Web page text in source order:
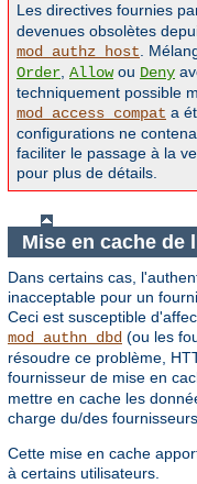
Les directives fournies
devenues obsolètes
mod_authz_host.
Order, Allowou Deny
techniquement possible
mod_access_compat a
configurations ne
faciliter le passage à la
pour plus de détails.
Mise en cache de
Dans certains cas,
inacceptable pour un
Ceci est susceptible
mod_authn_dbd (ou les
résoudre ce problème,
fournisseur de mise en
mettre en cache les
charge du/des
Cette mise en cache
à certains utilisateurs.